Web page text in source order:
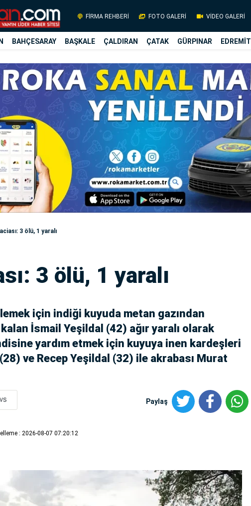
FİRMA REHBERİ FOTO GALERİ VİDEO GALERİ
BAHÇESARAY BAŞKALE ÇALDIRAN ÇATAK GÜRPINAR EDREMİT
3 ölü, 1 yaralı
3 ölü, 1 yaralı
için indiği kuyuda metan gazından
İsmail Yeşildal (42) ağır yaralı olarak
yardım etmek için kuyuya inen kardeşleri
ve Recep Yeşildal (32) ile akrabası Murat
Paylaş
: 2026-08-07 07:20:12